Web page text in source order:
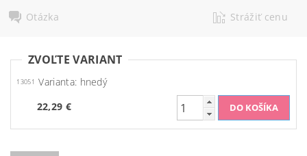
Otázka
Strážiť cenu
ZVOĽTE VARIANT
13051
Varianta: hnedý
22,29 €